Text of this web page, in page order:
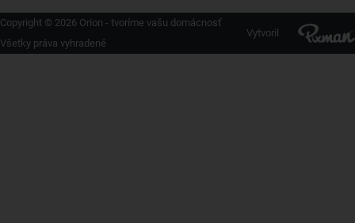
Copyright © 2026 Orion - tvoríme vašu domácnosť
Všetky práva vyhradené
Vytvoril